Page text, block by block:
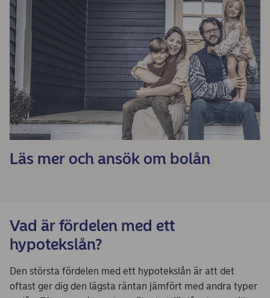
Läs mer och ansök om bolån
Vad är fördelen med ett
hypotekslån?
Den största fördelen med ett hypotekslån är att det
oftast ger dig den lägsta räntan jämfört med andra typer